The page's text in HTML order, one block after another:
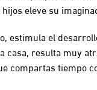
eleve su
estimula el
casa, resulta muy
compartas tiempo